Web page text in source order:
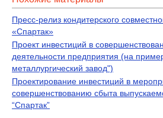
Пресс-релиз кондитерского
«Спартак»
Проект инвестиций в
деятельности предприятия (на
металлургический завод")
Проектирование инвестиций в
совершенствованию сбыта
“Спартак”